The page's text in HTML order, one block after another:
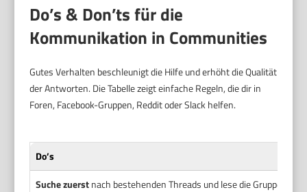
Do’s & Don’ts für die
Kommunikation in Communities
Gutes Verhalten beschleunigt die Hilfe und erhöht die Qualität
der Antworten. Die Tabelle zeigt einfache Regeln, die dir in
Foren, Facebook-Gruppen, Reddit oder Slack helfen.
Do’s
Suche zuerstnach bestehenden Threads und lese die